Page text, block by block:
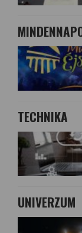
TECHNIKA
UNIVERZUM